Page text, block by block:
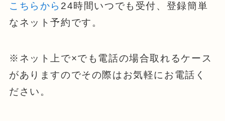
こちらから 24時間いつでも受付、登録簡単
なネット予約です。
※ネット上で×でも電話の場合取れるケース
がありますのでその際はお気軽にお電話く
ださい。